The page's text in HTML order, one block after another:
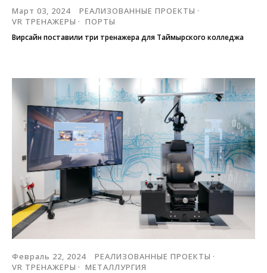
Март 03, 2024
РЕАЛИЗОВАННЫЕ ПРОЕКТЫ
VR ТРЕНАЖЕРЫ
ПОРТЫ
Вирсайн поставили три тренажера для Таймырского колледжа
Февраль 22, 2024
РЕАЛИЗОВАННЫЕ ПРОЕКТЫ
VR ТРЕНАЖЕРЫ
МЕТАЛЛУРГИЯ